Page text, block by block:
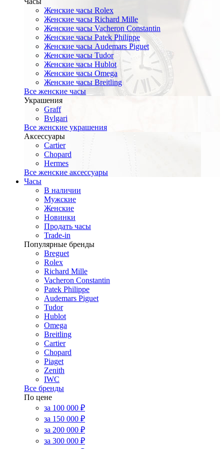
Женские часы Rolex
Женские часы Richard Mille
Женские часы Vacheron Constantin
Женские часы Patek Philippe
Женские часы Audemars Piguet
Женские часы Tudor
Женские часы Hublot
Женские часы Omega
Женские часы Breitling
Все женские часы
Украшения
Graff
Bvlgari
Все женские украшения
Аксессуары
Cartier
Chopard
Hermes
Все женские аксессуары
Часы
В наличии
Мужские
Женские
Новинки
Продать часы
Trade-in
Популярные бренды
Breguet
Rolex
Richard Mille
Vacheron Constantin
Patek Philippe
Audemars Piguet
Tudor
Hublot
Omega
Breitling
Cartier
Chopard
Piaget
Zenith
IWC
Все бренды
По цене
за 100 000 ₽
за 150 000 ₽
за 200 000 ₽
за 300 000 ₽